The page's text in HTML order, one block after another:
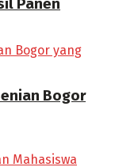
Panen
Bogor